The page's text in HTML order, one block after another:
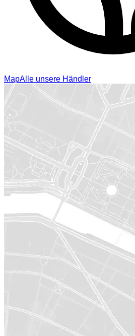
MapAlle unsere Händler